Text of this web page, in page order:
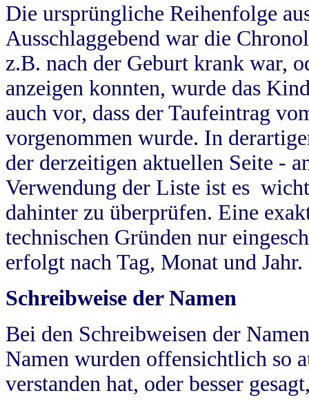
Die ursprüngliche Reihenfolge
Ausschlaggebend war die
z.B. nach der Geburt krank war,
anzeigen konnten, wurde das
auch vor, dass der Taufeintrag
vorgenommen wurde. In
der derzeitigen aktuellen Seite -
Verwendung der Liste ist es
dahinter zu überprüfen. Eine
technischen Gründen nur
erfolgt nach Tag, Monat und Jahr.
Schreibweise der Namen
Bei den Schreibweisen der
Namen wurden offensichtlich so
verstanden hat, oder besser